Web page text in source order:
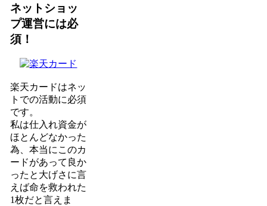
ネットショッ
プ運営には必
須！
楽天カードはネッ
トでの活動に必須
です。
私は仕入れ資金が
ほとんどなかった
為、本当にこのカ
ードがあって良か
ったと大げさに言
えば命を救われた
1枚だと言えま